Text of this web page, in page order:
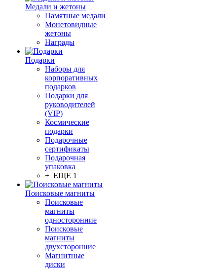
Медали и жетоны
Памятные медали
Монетовидные
жетоны
Награды
Подарки
Наборы для
корпоративных
подарков
Подарки для
руководителей
(VIP)
Космические
подарки
Подарочные
сертификаты
Подарочная
упаковка
+ ЕЩЕ 1
Поисковые магниты
Поисковые
магниты
односторонние
Поисковые
магниты
двухсторонние
Магнитные
диски